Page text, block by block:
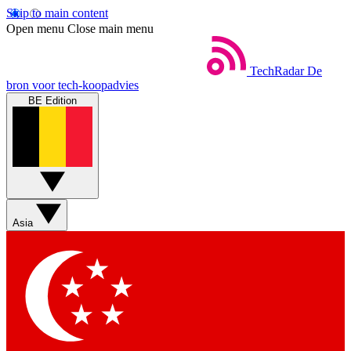
Skip to main content
Open menu Close main menu
TechRadar De
bron voor tech-koopadvies
BE Edition
Asia